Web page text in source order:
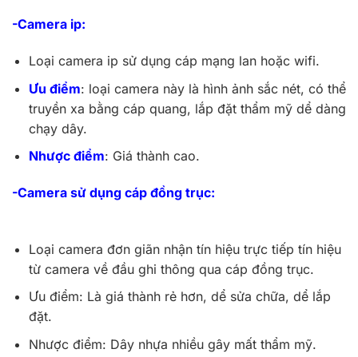
-Camera ip:
Loại camera ip sử dụng cáp mạng lan hoặc wifi.
Ưu điểm: loại camera này là hình ảnh sắc nét, có thể
truyền xa bằng cáp quang, lắp đặt thẩm mỹ dể dàng
chạy dây.
Nhược điểm: Giá thành cao.
-Camera sử dụng cáp đồng trục:
Loại camera đơn giãn nhận tín hiệu trực tiếp tín hiệu
từ camera về đầu ghi thông qua cáp đồng trục.
Ưu điểm: Là giá thành rẻ hơn, dể sửa chữa, dể lắp
đặt.
Nhược điểm: Dây nhựa nhiều gây mất thẩm mỹ.